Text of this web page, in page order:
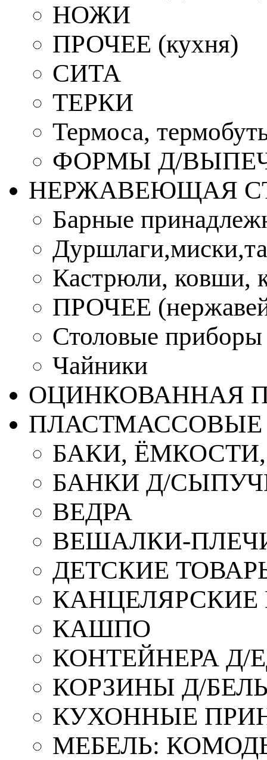
НОЖИ
ПРОЧЕЕ (кухня)
СИТА
ТЕРКИ
Термоса,
ФОРМЫ Д/
НЕРЖАВЕЮЩАЯ
Барные
Кастрюли, ковши,
ПРОЧЕЕ
Столовые приборы
Чайники
ОЦИНКОВАННАЯ
ПЛАСТМАССОВЫЕ
БАКИ,
БАНКИ Д/
ВЕДРА
ВЕШАЛКИ-
ДЕТСКИЕ
КАШПО
КОНТЕЙНЕРА Д/
КОРЗИНЫ Д/
КУХОННЫЕ
МЕБЕЛЬ: